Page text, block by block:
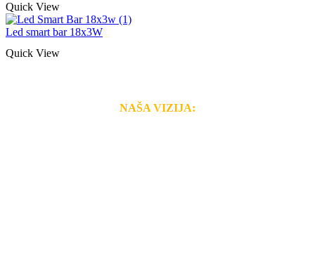
Quick View
Led smart bar 18x3W
Quick View
NAŠA VIZIJA: